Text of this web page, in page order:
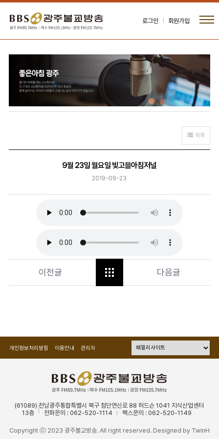
로그인 회원가입
목록
9월 23일 월요일 빛고을아침저널
2019-09-23
이전글 다음글
개인정보처리방침 이용안내 관리자
(61089) 전남광주통합특별시 북구 첨단연신로 88 허드슨 1041 지식산업센터
13층
전화문의 : 062-520-1114 팩스문의 : 062-520-1149
Copyright ⓒ 2023 광주불교방송. All right reserved. Designed by TwinH